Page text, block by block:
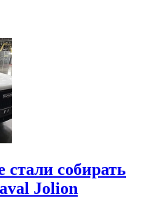
стали собирать
Jolion